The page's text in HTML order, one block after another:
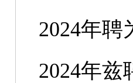
2024年
2024年